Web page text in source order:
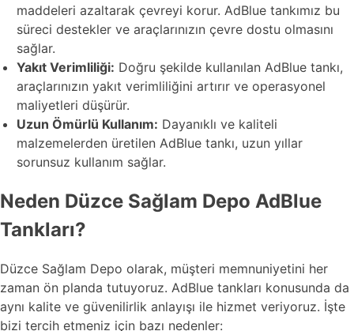
maddeleri azaltarak çevreyi korur. AdBlue tankımız bu
süreci destekler ve araçlarınızın çevre dostu olmasını
sağlar.
Yakıt Verimliliği: Doğru şekilde kullanılan AdBlue tankı,
araçlarınızın yakıt verimliliğini artırır ve operasyonel
maliyetleri düşürür.
Uzun Ömürlü Kullanım: Dayanıklı ve kaliteli
malzemelerden üretilen AdBlue tankı, uzun yıllar
sorunsuz kullanım sağlar.
Neden Düzce Sağlam Depo AdBlue
Tankları?
Düzce Sağlam Depo olarak, müşteri memnuniyetini her
zaman ön planda tutuyoruz. AdBlue tankları konusunda da
aynı kalite ve güvenilirlik anlayışı ile hizmet veriyoruz. İşte
bizi tercih etmeniz için bazı nedenler: